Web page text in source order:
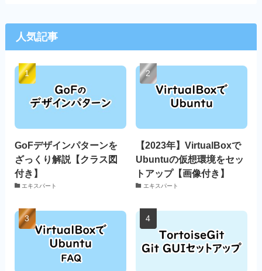
人気記事
GoFデザインパターンを
ざっくり解説【クラス図
付き】
エキスパート
【2023年】VirtualBoxで
Ubuntuの仮想環境をセッ
トアップ【画像付き】
エキスパート